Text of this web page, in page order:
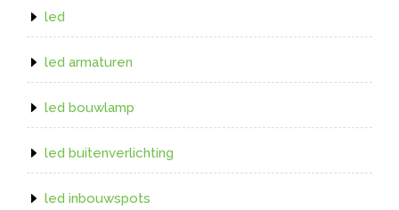
led
led armaturen
led bouwlamp
led buitenverlichting
led inbouwspots